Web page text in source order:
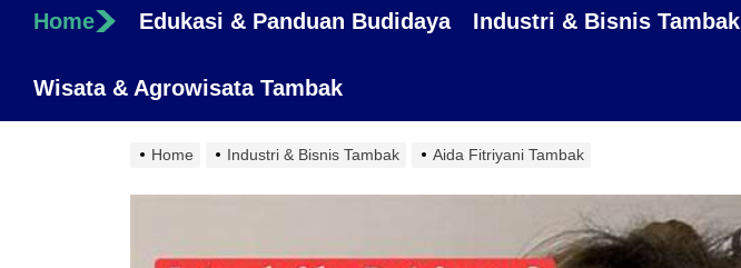
Home Edukasi & Panduan Budidaya Industri & Bisnis Tambak
Wisata & Agrowisata Tambak
Home Industri & Bisnis Tambak Aida Fitriyani Tambak